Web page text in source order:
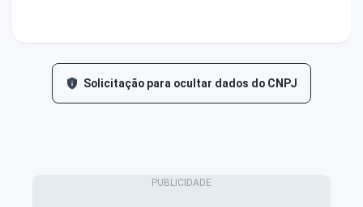
Solicitação para ocultar dados do CNPJ